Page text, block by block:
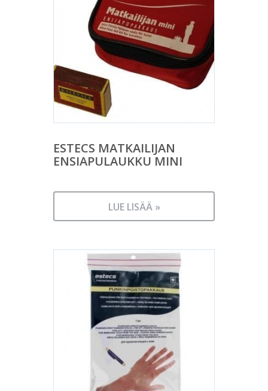
ESTECS MATKAILIJAN
ENSIAPULAUKKU MINI
LUE LISÄÄ »